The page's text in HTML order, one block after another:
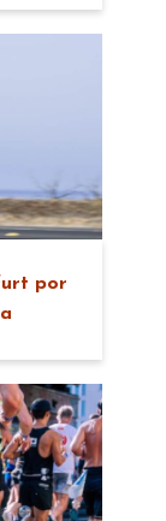
por